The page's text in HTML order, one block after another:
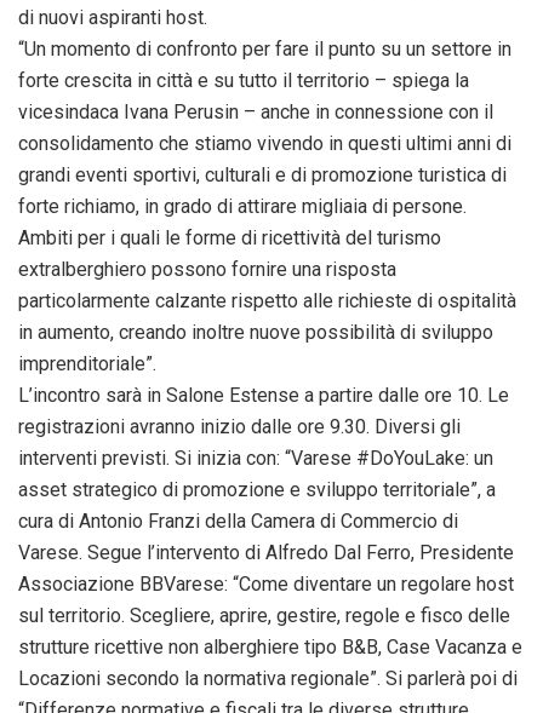
di nuovi aspiranti host.
“Un momento di confronto per fare il punto su un settore in
forte crescita in città e su tutto il territorio – spiega la
vicesindaca Ivana Perusin – anche in connessione con il
consolidamento che stiamo vivendo in questi ultimi anni di
grandi eventi sportivi, culturali e di promozione turistica di
forte richiamo, in grado di attirare migliaia di persone.
Ambiti per i quali le forme di ricettività del turismo
extralberghiero possono fornire una risposta
particolarmente calzante rispetto alle richieste di ospitalità
in aumento, creando inoltre nuove possibilità di sviluppo
imprenditoriale”.
L’incontro sarà in Salone Estense a partire dalle ore 10. Le
registrazioni avranno inizio dalle ore 9.30. Diversi gli
interventi previsti. Si inizia con: “Varese #DoYouLake: un
asset strategico di promozione e sviluppo territoriale”, a
cura di Antonio Franzi della Camera di Commercio di
Varese. Segue l’intervento di Alfredo Dal Ferro, Presidente
Associazione BBVarese: “Come diventare un regolare host
sul territorio. Scegliere, aprire, gestire, regole e fisco delle
strutture ricettive non alberghiere tipo B&B, Case Vacanza e
Locazioni secondo la normativa regionale”. Si parlerà poi di